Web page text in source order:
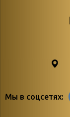
podvedenie-
paskhalnaya-
Библионочь –
Мы в соцсетях: